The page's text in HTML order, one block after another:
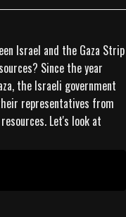
Israel and the Gaza Strip
Since the year
the Israeli government
representatives from
Let's look at